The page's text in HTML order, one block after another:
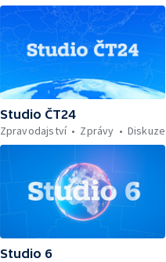
Studio ČT24
Zpravodajství
Zprávy Diskuze
Studio 6